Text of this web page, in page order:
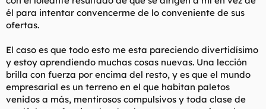
él para intentar convencerme de lo conveniente de sus
ofertas.
El caso es que todo esto me esta pareciendo divertidísimo
y estoy aprendiendo muchas cosas nuevas. Una lección
brilla con fuerza por encima del resto, y es que el mundo
empresarial es un terreno en el que habitan paletos
venidos a más, mentirosos compulsivos y toda clase de